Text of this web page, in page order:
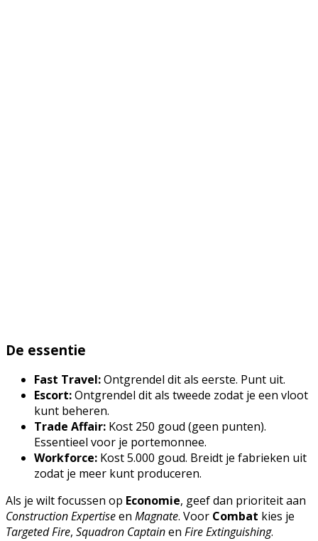
De essentie
Fast Travel:Ontgrendel dit als eerste. Punt uit.
Escort:Ontgrendel dit als tweede zodat je een vloot
kunt beheren.
Trade Affair: Kost 250 goud (geen punten).
Essentieel voor je portemonnee.
Workforce: Kost 5.000 goud. Breidt je fabrieken uit
zodat je meer kunt produceren.
Als je wilt focussen op Economie, geef dan prioriteit aan
Construction Expertiseen Magnate. Voor Combat kies je
Targeted Fire, Squadron Captainen Fire Extinguishing.